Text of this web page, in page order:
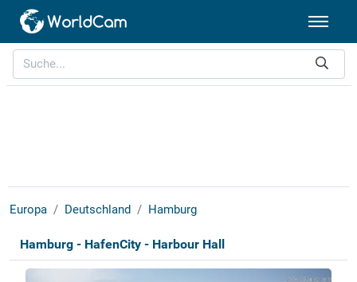
Europa Deutschland Hamburg
Hamburg - HafenCity - Harbour Hall